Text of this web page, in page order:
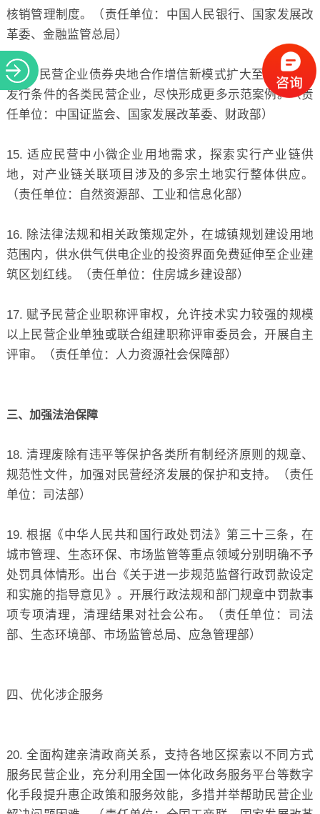
核销管理制度。（责任单位：中国人民银行、国家发展改
革委、金融监管总局）
14. 将民营企业债券央地合作增信新模式扩大至全部符合
发行条件的各类民营企业，尽快形成更多示范案例。（责
任单位：中国证监会、国家发展改革委、财政部）
15. 适应民营中小微企业用地需求，探索实行产业链供
地，对产业链关联项目涉及的多宗土地实行整体供应。
（责任单位：自然资源部、工业和信息化部）
16. 除法律法规和相关政策规定外，在城镇规划建设用地
范围内，供水供气供电企业的投资界面免费延伸至企业建
筑区划红线。（责任单位：住房城乡建设部）
17. 赋予民营企业职称评审权，允许技术实力较强的规模
以上民营企业单独或联合组建职称评审委员会，开展自主
评审。（责任单位：人力资源社会保障部）
三、加强法治保障
18. 清理废除有违平等保护各类所有制经济原则的规章、
规范性文件，加强对民营经济发展的保护和支持。（责任
单位：司法部）
19. 根据《中华人民共和国行政处罚法》第三十三条，在
城市管理、生态环保、市场监管等重点领域分别明确不予
处罚具体情形。出台《关于进一步规范监督行政罚款设定
和实施的指导意见》。开展行政法规和部门规章中罚款事
项专项清理，清理结果对社会公布。（责任单位：司法
部、生态环境部、市场监管总局、应急管理部）
四、优化涉企服务
20. 全面构建亲清政商关系，支持各地区探索以不同方式
服务民营企业，充分利用全国一体化政务服务平台等数字
化手段提升惠企政策和服务效能，多措并举帮助民营企业